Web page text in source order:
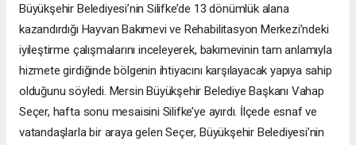
Büyükşehir Belediyesi’nin Silifke’de 13 dönümlük alana
kazandırdığı Hayvan Bakımevi ve Rehabilitasyon Merkezi’ndeki
iyileştirme çalışmalarını inceleyerek, bakımevinin tam anlamıyla
hizmete girdiğinde bölgenin ihtiyacını karşılayacak yapıya sahip
olduğunu söyledi. Mersin Büyükşehir Belediye Başkanı Vahap
Seçer, hafta sonu mesaisini Silifke’ye ayırdı. İlçede esnaf ve
vatandaşlarla bir araya gelen Seçer, Büyükşehir Belediyesi’nin